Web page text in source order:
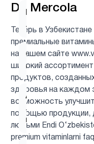
Dr. Mercola
Теперь в
премиальные
на нашем сайте
широкий
продуктов,
здоровья на каждом
возможность
помощью продукции,
людьми Endi
premium vitaminlarni
L-
лизин
Q10
(CoQ10)
Альфа-
липоевая
кислота